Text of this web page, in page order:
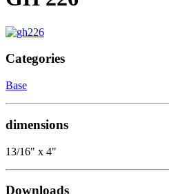
Categories
Base
dimensions
13/16" x 4"
Downloads